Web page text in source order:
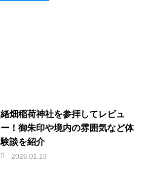
緒畑稲荷神社を参拝してレビュ
ー！御朱印や境内の雰囲気など体
験談を紹介
2026.01.13